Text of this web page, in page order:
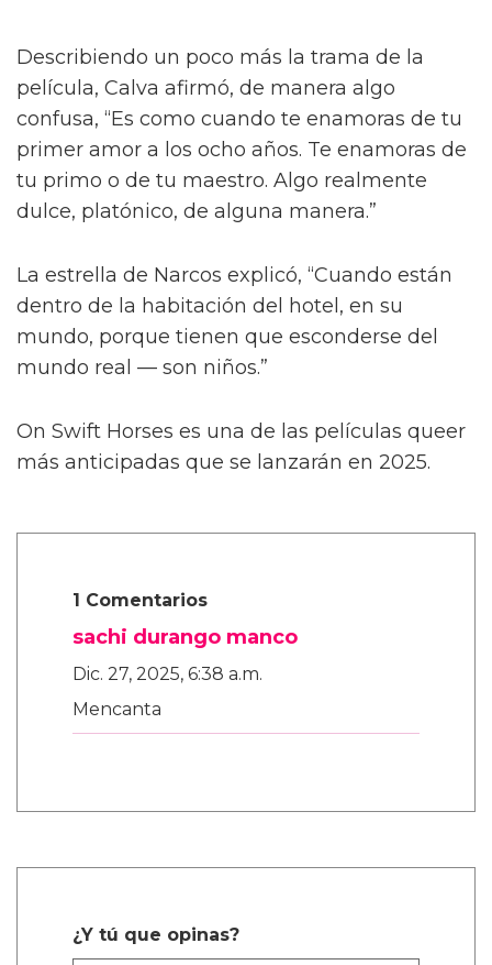
Describiendo un poco más la trama de la
película, Calva afirmó, de manera algo
confusa, “Es como cuando te enamoras de tu
primer amor a los ocho años. Te enamoras de
tu primo o de tu maestro. Algo realmente
dulce, platónico, de alguna manera.”
La estrella de Narcos explicó, “Cuando están
dentro de la habitación del hotel, en su
mundo, porque tienen que esconderse del
mundo real — son niños.”
On Swift Horses es una de las películas queer
más anticipadas que se lanzarán en 2025.
1 Comentarios
sachi durango manco
Dic. 27, 2025, 6:38 a.m.
Mencanta
¿Y tú que opinas?